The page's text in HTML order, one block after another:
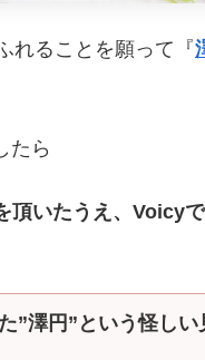
れることを願って『
たら
頂いたうえ、Voicy
”澤円”という怪し